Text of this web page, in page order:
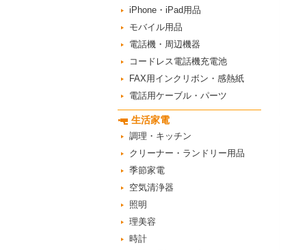
iPhone・iPad用品
モバイル用品
電話機・周辺機器
コードレス電話機充電池
FAX用インクリボン・感熱紙
電話用ケーブル・パーツ
生活家電
調理・キッチン
クリーナー・ランドリー用品
季節家電
空気清浄器
照明
理美容
時計